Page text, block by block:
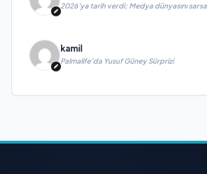
2026’ya tarih verdi; Medya dünyasını
kamil
Palmalife’da Yusuf Güney Sürprizi